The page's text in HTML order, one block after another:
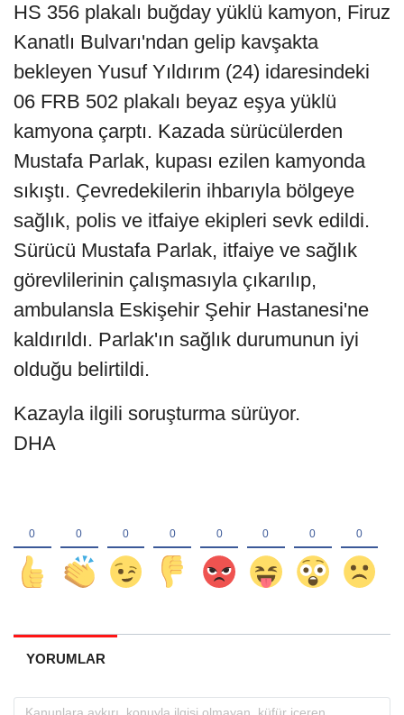
HS 356 plakalı buğday yüklü kamyon, Firuz
Kanatlı Bulvarı'ndan gelip kavşakta
bekleyen Yusuf Yıldırım (24) idaresindeki
06 FRB 502 plakalı beyaz eşya yüklü
kamyona çarptı. Kazada sürücülerden
Mustafa Parlak, kupası ezilen kamyonda
sıkıştı. Çevredekilerin ihbarıyla bölgeye
sağlık, polis ve itfaiye ekipleri sevk edildi.
Sürücü Mustafa Parlak, itfaiye ve sağlık
görevlilerinin çalışmasıyla çıkarılıp,
ambulansla Eskişehir Şehir Hastanesi'ne
kaldırıldı. Parlak'ın sağlık durumunun iyi
olduğu belirtildi.
Kazayla ilgili soruşturma sürüyor.
DHA
YORUMLAR